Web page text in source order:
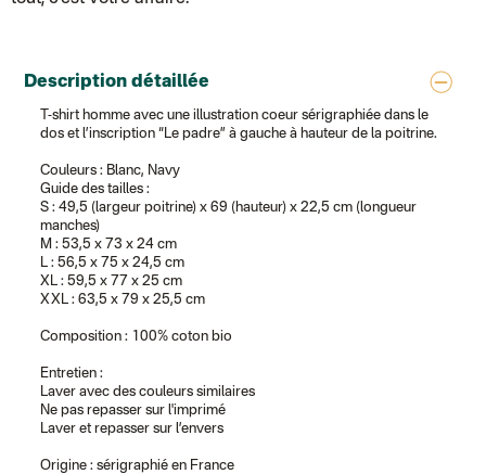
Description détaillée
T-shirt homme avec une illustration coeur sérigraphiée dans le
dos et l’inscription “Le padre” à gauche à hauteur de la poitrine.
Couleurs : Blanc, Navy
Guide des tailles :
S : 49,5 (largeur poitrine) x 69 (hauteur) x 22,5 cm (longueur
manches)
M : 53,5 x 73 x 24 cm
L : 56,5 x 75 x 24,5 cm
XL : 59,5 x 77 x 25 cm
XXL : 63,5 x 79 x 25,5 cm
Composition : 100% coton bio
Entretien :
Laver avec des couleurs similaires
Ne pas repasser sur l'imprimé
Laver et repasser sur l’envers
Origine : sérigraphié en France